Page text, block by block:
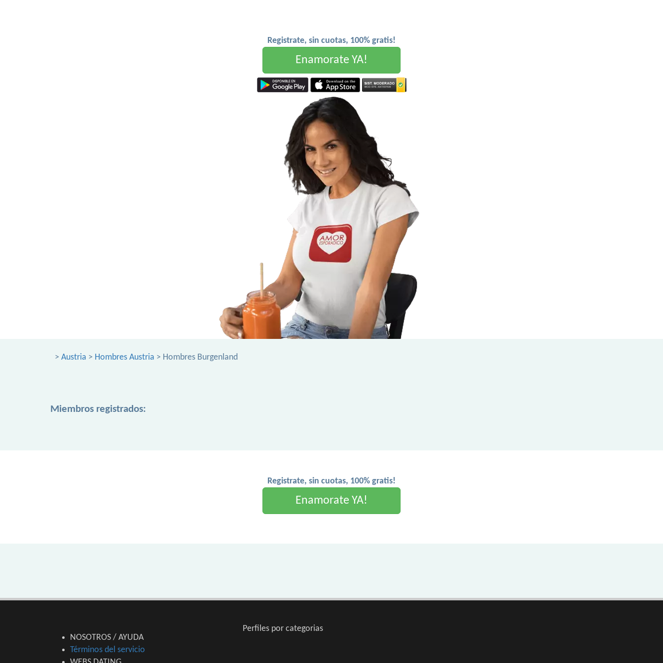
Registrate, sin cuotas, 100% gratis!
Enamorate YA!
> Austria > Hombres Austria > Hombres Burgenland
Miembros registrados:
Registrate, sin cuotas, 100% gratis!
Enamorate YA!
NOSOTROS / AYUDA
Términos del servicio
Perfiles por categorias